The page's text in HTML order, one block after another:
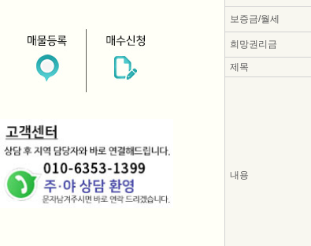
보증금/월세
희망권리금
제목
내용